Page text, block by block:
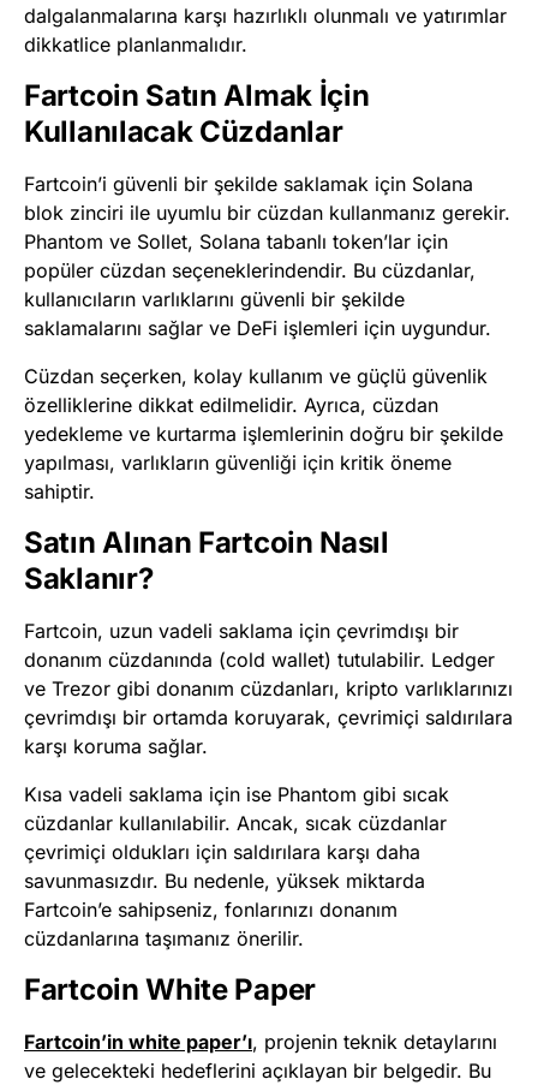
dalgalanmalarına karşı hazırlıklı olunmalı ve yatırımlar
dikkatlice planlanmalıdır.
Fartcoin Satın Almak İçin
Kullanılacak Cüzdanlar
Fartcoin’i güvenli bir şekilde saklamak için Solana
blok zinciri ile uyumlu bir cüzdan kullanmanız gerekir.
Phantom ve Sollet, Solana tabanlı token’lar için
popüler cüzdan seçeneklerindendir. Bu cüzdanlar,
kullanıcıların varlıklarını güvenli bir şekilde
saklamalarını sağlar ve DeFi işlemleri için uygundur.
Cüzdan seçerken, kolay kullanım ve güçlü güvenlik
özelliklerine dikkat edilmelidir. Ayrıca, cüzdan
yedekleme ve kurtarma işlemlerinin doğru bir şekilde
yapılması, varlıkların güvenliği için kritik öneme
sahiptir.
Satın Alınan Fartcoin Nasıl
Saklanır?
Fartcoin, uzun vadeli saklama için çevrimdışı bir
donanım cüzdanında (cold wallet) tutulabilir. Ledger
ve Trezor gibi donanım cüzdanları, kripto varlıklarınızı
çevrimdışı bir ortamda koruyarak, çevrimiçi saldırılara
karşı koruma sağlar.
Kısa vadeli saklama için ise Phantom gibi sıcak
cüzdanlar kullanılabilir. Ancak, sıcak cüzdanlar
çevrimiçi oldukları için saldırılara karşı daha
savunmasızdır. Bu nedenle, yüksek miktarda
Fartcoin’e sahipseniz, fonlarınızı donanım
cüzdanlarına taşımanız önerilir.
Fartcoin White Paper
Fartcoin’in white paper’ı, projenin teknik detaylarını
ve gelecekteki hedeflerini açıklayan bir belgedir. Bu